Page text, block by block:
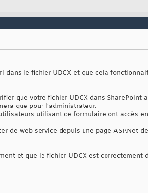
dans le fichier UDCX et que cela
que votre fichier UDCX dans
que pour l'administrateur.
utilisant ce formulaire ont accès
de web service depuis une page ASP.Net
et que le fichier UDCX est